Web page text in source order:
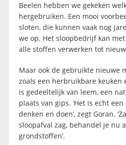
Beelen hebben we gekeken
hergebruiken. Een mooi
sloten, die kunnen vaak nog
we op. Het sloopbedrijf kan
alle stoffen verwerken tot
Maar ook de gebruikte nieuwe
zoals een herbruikbare keuken
is gedeeltelijk van leem, een
plaats van gips. ‘Het is echt
denken en doen’, zegt Goran.
sloopafval zag, behandel je nu
grondstoffen’.